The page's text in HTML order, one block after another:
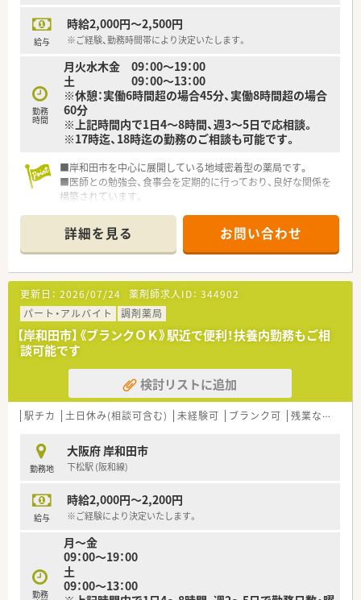
給与
時給2,000円～2,500円
※ご経験、勤務時間帯により決定いたします。
勤務
時間
月火水木金 09：00～19：00
土 09：00～13：00
※休憩：実働6時間超の場合45分、実働8時間超の場合
60分
※上記時間内で1日4～8時間、週3～5日で応相談。
※17時迄、18時迄の勤務のご相談も可能です。
■岸和田市を中心に展開している地域密着型の薬局です。
■医師との勉強会、食事会を定期的に行っており、良好な関係を
構築されています。
だけます。
■独立開業支援も行っていらっしゃいます。
詳細を見る お問い合わせ
更新日： 2026/07/24 薬剤師求人ID： 344902
パート・アルバイト
調剤薬局
【岸和田市】《ブランクＯＫ》駅近で便利！扶養内勤務もご相
談可能です
検討リストに追加
駅チカ 土日休み(相談可含む) 未経験可 ブランク可 残業なし(ほぼなし含む)
勤務地
大阪府 岸和田市
下松駅 (阪和線)
給与
時給2,000円～2,200円
※ご経験により決定いたします。
勤務
月～金
09：00～19：00
土
09：00～13：00